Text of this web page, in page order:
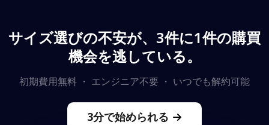
サイズ選びの不安が、3件に1件の購買
機会を逃している。
初期費用無料 ・ エンジニア不要 ・ いつでも解約可能
3分で始められる